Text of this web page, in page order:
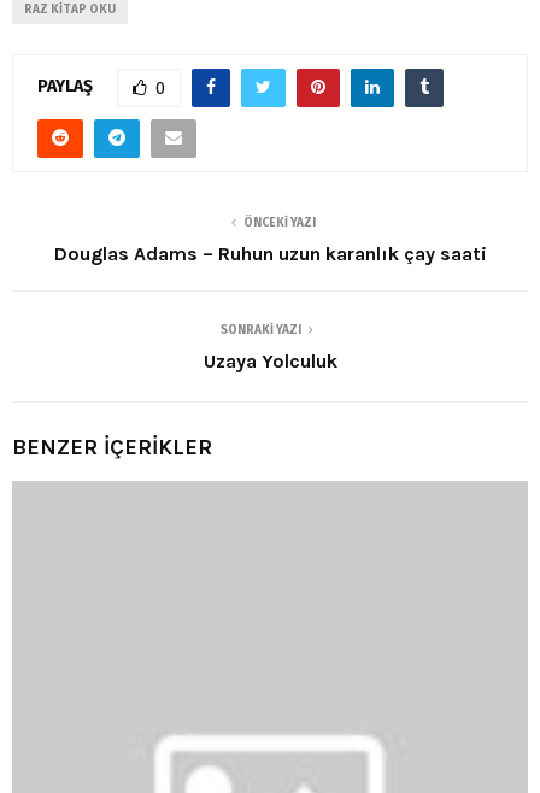
RAZ KITAP OKU
PAYLAŞ 0
ÖNCEKI YAZI
Douglas Adams – Ruhun uzun karanlık çay saati
SONRAKI YAZI
Uzaya Yolculuk
BENZER İÇERİKLER